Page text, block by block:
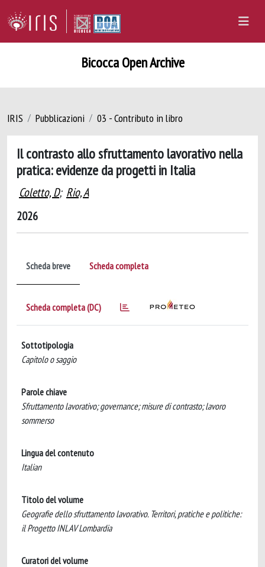
Bicocca Open Archive
IRIS Pubblicazioni 03 - Contributo in libro
Il contrasto allo sfruttamento lavorativo nella
pratica: evidenze da progetti in Italia
Coletto, D; Rio, A
2026
Scheda breve Scheda completa
Scheda completa (DC)
Sottotipologia
Capitolo o saggio
Parole chiave
Sfruttamento lavorativo; governance; misure di contrasto; lavoro
sommerso
Lingua del contenuto
Italian
Titolo del volume
Geografie dello sfruttamento lavorativo. Territori, pratiche e politiche:
il Progetto INLAV Lombardia
Curatori del volume